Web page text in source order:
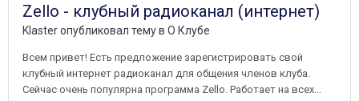
Zello - клубный радиоканал (интернет)
Klasterопубликовал тему в О Клубе
Всем привет! Есть предложение зарегистрировать свой
клубный интернет радиоканал для общения членов клуба.
Сейчас очень популярна программа Zello. Работает на всех...